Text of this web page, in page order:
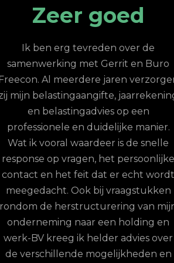
Zeer
professionele
ondersteuning
Goed bereikbaar, professioneel,
reactie op vragen, klantvriendelijk. In
mijn geval vwb belastingaangifte en
algemene financiële vragen. Al vele
jaren goed contact